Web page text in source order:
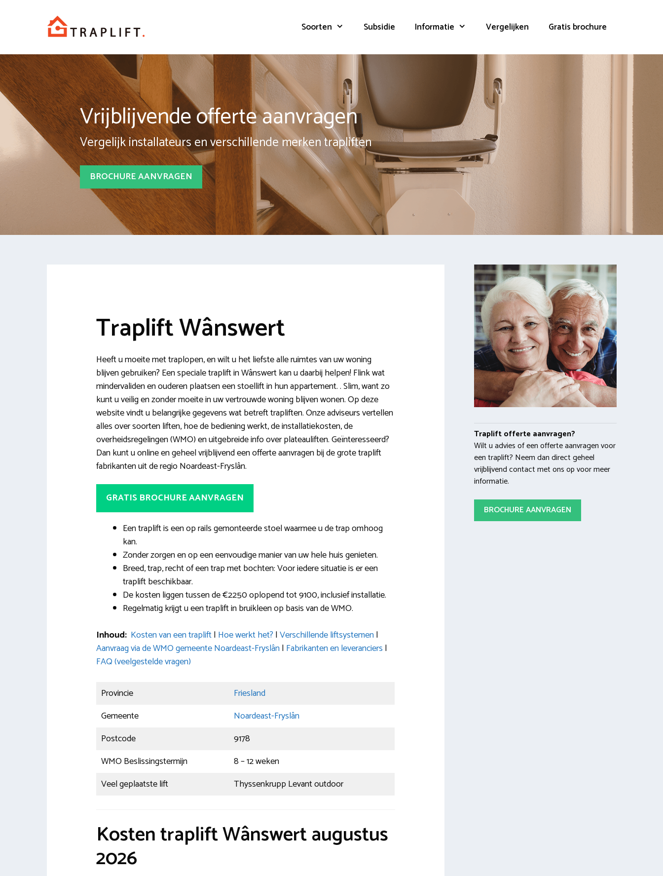
Soorten Subsidie Informatie Vergelijken Gratis brochure
Vrijblijvende offerte aanvragen
Vergelijk installateurs en verschillende merken trapliften
BROCHURE AANVRAGEN
Traplift Wânswert
Heeft u moeite met traplopen, en wilt u het liefste alle ruimtes van uw woning
blijven gebruiken? Een speciale traplift in Wânswert kan u daarbij helpen! Flink wat
mindervaliden en ouderen plaatsen een stoellift in hun appartement. . Slim, want zo
kunt u veilig en zonder moeite in uw vertrouwde woning blijven wonen. Op deze
website vindt u belangrijke gegevens wat betreft trapliften. Onze adviseurs vertellen
alles over soorten liften, hoe de bediening werkt, de installatiekosten, de
overheidsregelingen (WMO) en uitgebreide info over plateauliften. Geïnteresseerd?
Dan kunt u online en geheel vrijblijvend een offerte aanvragen bij de grote traplift
fabrikanten uit de regio Noardeast-Fryslân.
GRATIS BROCHURE AANVRAGEN
Een traplift is een op rails gemonteerde stoel waarmee u de trap omhoog
kan.
Zonder zorgen en op een eenvoudige manier van uw hele huis genieten.
Breed, trap, recht of een trap met bochten: Voor iedere situatie is er een
traplift beschikbaar.
De kosten liggen tussen de €2250 oplopend tot 9100, inclusief installatie.
Regelmatig krijgt u een traplift in bruikleen op basis van de WMO.
Inhoud: Kosten van een traplift| Hoe werkt het? |Verschillende liftsystemen|
Aanvraag via de WMO gemeente Noardeast-Fryslân| Fabrikanten en leveranciers |
FAQ (veelgestelde vragen)
Provincie
Friesland
Gemeente
Noardeast-Fryslân
Postcode
9178
WMO Beslissingstermijn
8 – 12 weken
Veel geplaatste lift
Thyssenkrupp Levant outdoor
Kosten traplift Wânswert augustus
2026
Traplift offerte aanvragen?
Wilt u advies of een offerte aanvragen voor
een traplift? Neem dan direct geheel
vrijblijvend contact met ons op voor meer
informatie.
BROCHURE AANVRAGEN